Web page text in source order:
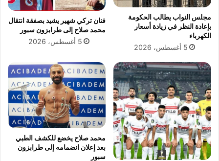
ع
ل
م
أ
ن
د
ي
ة
2
0
2
9
ب
م
"
ن
ا
م
ع
ا
د
"
مجلس النواب يطالب الحكومة
بإعادة النظر في زيادة أسعار
الكهرباء
5 أغسطس، 2026
فنان تركي شهير يشيد بصفقة انتقال
محمد صلاح إلى طرابزون سبور
5 أغسطس، 2026
محمد صلاح يخضع للكشف الطبي
بعد إعلان انضمامه إلى طرابزون
سبور